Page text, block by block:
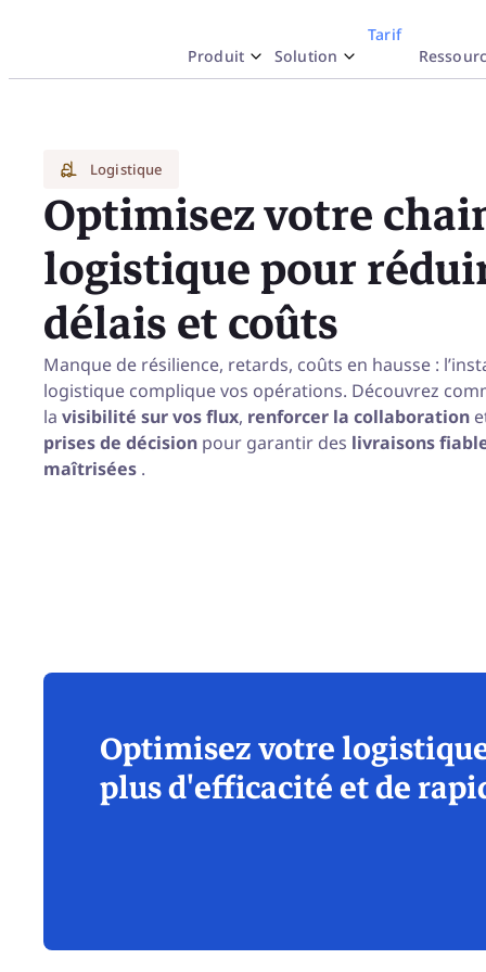
Produit Solution
Tarif
Un réseau d’Obeya
OPEX Enterprise Platform
Obeya Control Tower™
Partenaire stratégique essentiel
Lean Manufacturing
Lean Engineering
Nouveautés produit
Découvrez nos templates
Lean Corner
Events
Logistique
Optimisez votre
logistique pour
délais et coûts
Manque de résilience, retards, coûts en hausse :
logistique complique vos opérations. Découvrez
la visibilité sur vos flux, renforcer la collaboration
prises de décision pour garantir des livraisons
maîtrisées .
Optimisez votre
plus d'efficacité et de